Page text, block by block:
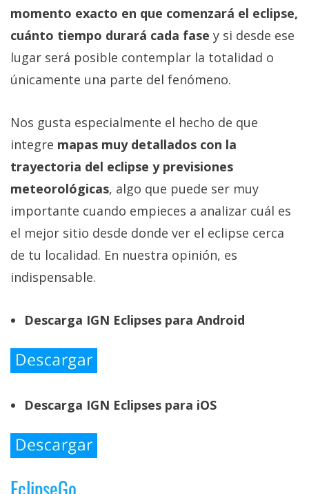
momento exacto en que comenzará el eclipse,
cuánto tiempo durará cada fase y si desde ese
lugar será posible contemplar la totalidad o
únicamente una parte del fenómeno.
Nos gusta especialmente el hecho de que
integre mapas muy detallados con la
trayectoria del eclipse y previsiones
meteorológicas, algo que puede ser muy
importante cuando empieces a analizar cuál es
el mejor sitio desde donde ver el eclipse cerca
de tu localidad. En nuestra opinión, es
indispensable.
Descarga IGN Eclipses para Android
Descarga IGN Eclipses para iOS